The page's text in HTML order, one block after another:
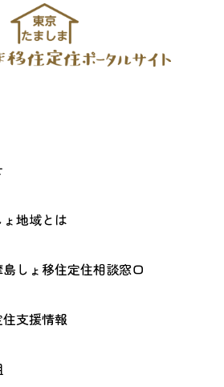
地域とは
しょ移住定住相談窓口
支援情報